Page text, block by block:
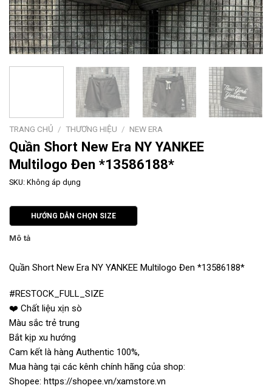
TRANG CHỦ / THƯƠNG HIỆU / NEW ERA
Quần Short New Era NY YANKEE
Multilogo Đen *13586188*
SKU: Không áp dụng
HƯỚNG DẪN CHỌN SIZE
Mô tả
Quần Short New Era NY YANKEE Multilogo Đen *13586188*
#RESTOCK_FULL_SIZE
❤️ Chất liệu xịn sò
Màu sắc trẻ trung
Bắt kịp xu hướng
Cam kết là hàng Authentic 100%,
Mua hàng tại các kênh chính hãng của shop:
Shopee: https://shopee.vn/xamstore.vn